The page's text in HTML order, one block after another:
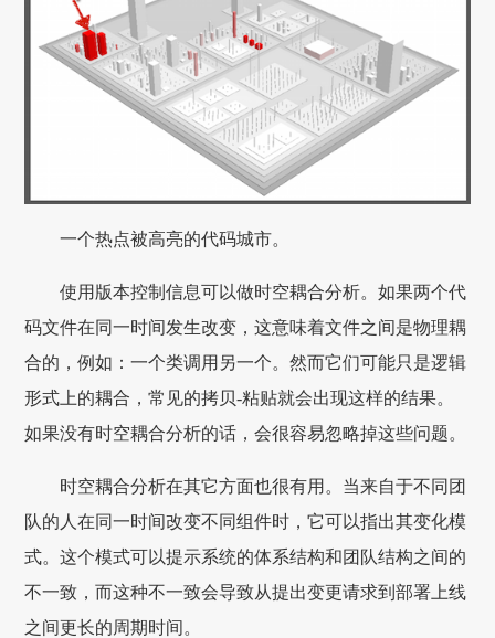
一个热点被高亮的代码城市。
使用版本控制信息可以做时空耦合分析。如果两个代
码文件在同一时间发生改变，这意味着文件之间是物理耦
合的，例如：一个类调用另一个。然而它们可能只是逻辑
形式上的耦合，常见的拷贝-粘贴就会出现这样的结果。
如果没有时空耦合分析的话，会很容易忽略掉这些问题。
时空耦合分析在其它方面也很有用。当来自于不同团
队的人在同一时间改变不同组件时，它可以指出其变化模
式。这个模式可以提示系统的体系结构和团队结构之间的
不一致，而这种不一致会导致从提出变更请求到部署上线
之间更长的周期时间。